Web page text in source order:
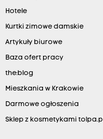
Hotele
Kurtki zimowe damskie
Artykuły biurowe
Baza ofert pracy
the:blog
Mieszkania w Krakowie
Darmowe ogłoszenia
Sklep z kosmetykami tolpa.pl